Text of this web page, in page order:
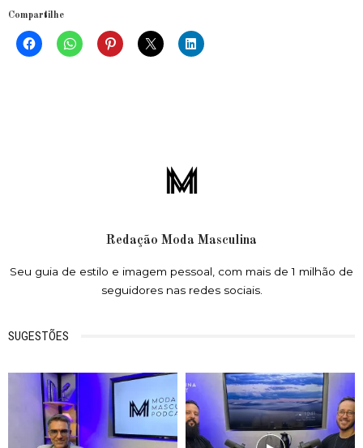
Compartilhe
Redação Moda Masculina
Seu guia de estilo e imagem pessoal, com mais de 1 milhão de
seguidores nas redes sociais.
SUGESTÕES